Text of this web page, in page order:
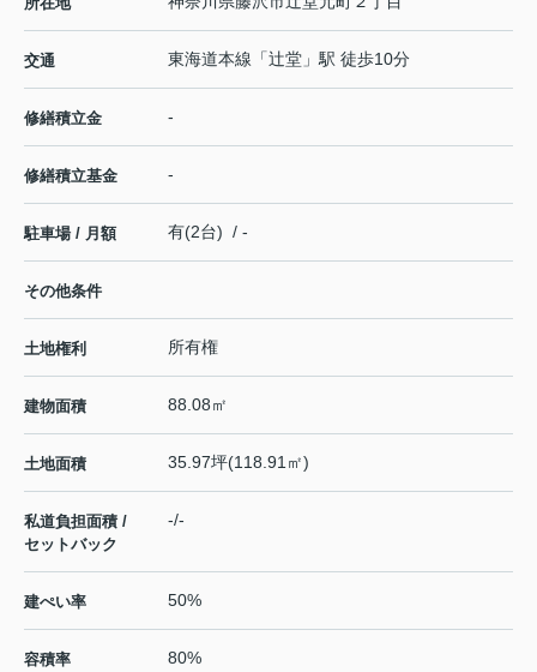
交通 東海道本線 「辻堂 」駅 徒歩10分
修繕積立金 -
修繕積立基金 -
駐車場 / 月額 有(2台) / -
その他条件
土地権利 所有権
建物面積 88.08㎡
土地面積 35.97坪(118.91㎡)
私道負担面積 /
セットバック
-/-
建ぺい率 50%
容積率 80%